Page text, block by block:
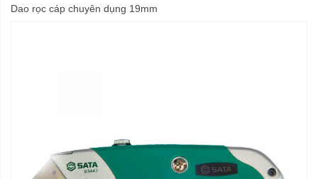
Dao rọc cáp chuyên dụng 19mm